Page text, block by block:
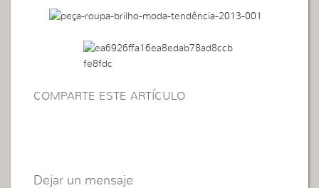
COMPARTE ESTE ARTÍCULO
Dejar un mensaje